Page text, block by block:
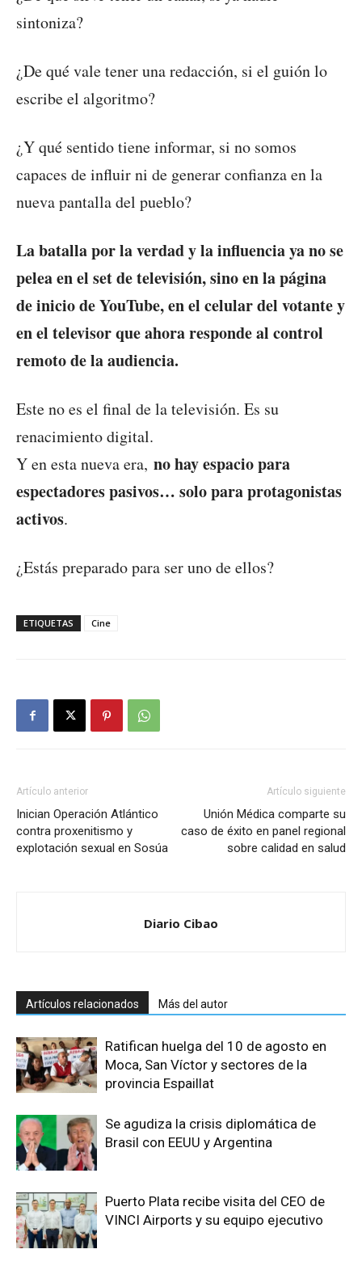
sintoniza?
¿De qué vale tener una redacción, si el guión lo
escribe el algoritmo?
¿Y qué sentido tiene informar, si no somos
capaces de influir ni de generar confianza en la
nueva pantalla del pueblo?
La batalla por la verdad y la influencia ya no se
pelea en el set de televisión, sino en la página
de inicio de YouTube, en el celular del votante y
en el televisor que ahora responde al control
remoto de la audiencia.
Este no es el final de la televisión. Es su
renacimiento digital.
Y en esta nueva era, no hay espacio para
espectadores pasivos… solo para protagonistas
activos.
¿Estás preparado para ser uno de ellos?
ETIQUETAS Cine
Artículo anterior
Inician Operación Atlántico
contra proxenitismo y
explotación sexual en Sosúa
Artículo siguiente
Unión Médica comparte su
caso de éxito en panel regional
sobre calidad en salud
Diario Cibao
Artículos relacionados Más del autor
Ratifican huelga del 10 de agosto en
Moca, San Víctor y sectores de la
provincia Espaillat
Se agudiza la crisis diplomática de
Brasil con EEUU y Argentina
Puerto Plata recibe visita del CEO de
VINCI Airports y su equipo ejecutivo